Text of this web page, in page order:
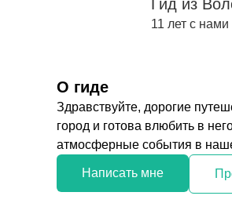
Гид из
11 лет с нами
О гиде
Здравствуйте, дорогие
город и готова влюбить в
атмосферные события в
Написать мне